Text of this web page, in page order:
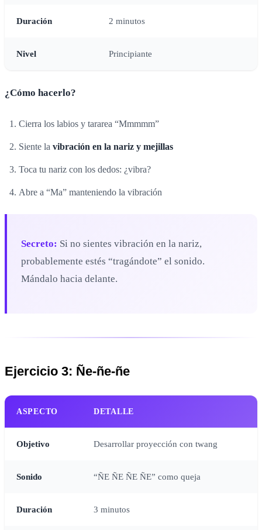
Duración 2 minutos
Nivel Principiante
¿Cómo hacerlo?
Cierra los labios y tararea “Mmmmm”
Siente la vibración en la nariz y mejillas
Toca tu nariz con los dedos: ¿vibra?
Abre a “Ma” manteniendo la vibración
Secreto: Si no sientes vibración en la nariz,
probablemente estés “tragándote” el sonido.
Mándalo hacia delante.
Ejercicio 3: Ñe-ñe-ñe
ASPECTO DETALLE
Objetivo Desarrollar proyección con twang
Sonido “ÑE ÑE ÑE ÑE” como queja
Duración 3 minutos